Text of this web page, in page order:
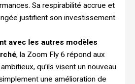
Sa respirabilité accrue et
justifient son investissement.
avec les autres modèles
, la Zoom Fly 6 répond aux
qu’ils visent un nouveau
une amélioration de